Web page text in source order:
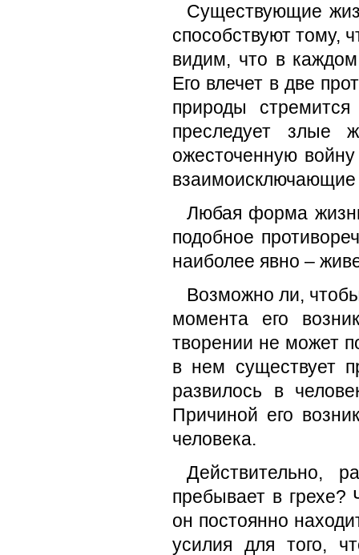
Существующие
способствуют тому,
видим, что в
Его влечет в две
природы
преследует злые
ожесточенную
взаимоисключающие
Любая форма
подобное
наиболее явно –
Возможно ли,
момента его
творении не может
в нем существует
развилось в
Причиной его
человека.
Действительно,
пребывает в грехе?
он постоянно
усилия для того,